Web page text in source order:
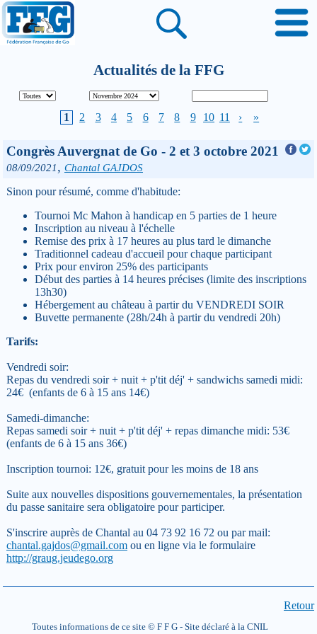
Actualités de la FFG
1 2 3 4 5 6 7 8 9 10 11 › »
Congrès Auvergnat de Go - 2 et 3 octobre 2021
08/09/2021, Chantal GAJDOS
Sinon pour résumé, comme d'habitude:
Tournoi Mc Mahon à handicap en 5 parties de 1 heure
Inscription au niveau à l'échelle
Remise des prix à 17 heures au plus tard le dimanche
Traditionnel cadeau d'accueil pour chaque participant
Prix pour environ 25% des participants
Début des parties à 14 heures précises (limite des inscriptions
13h30)
Hébergement au château à partir du VENDREDI SOIR
Buvette permanente (28h/24h à partir du vendredi 20h)
Tarifs:
Vendredi soir:
Repas du vendredi soir + nuit + p'tit déj' + sandwichs samedi midi:
24€ (enfants de 6 à 15 ans 14€)
Samedi-dimanche:
Repas samedi soir + nuit + p'tit déj' + repas dimanche midi: 53€
(enfants de 6 à 15 ans 36€)
Inscription tournoi: 12€, gratuit pour les moins de 18 ans
Suite aux nouvelles dispositions gouvernementales, la présentation
du passe sanitaire sera obligatoire pour participer.
S'inscrire auprès de Chantal au 04 73 92 16 72 ou par mail:
chantal.gajdos@gmail.com ou en ligne via le formulaire
http://graug.jeudego.org
Retour
Toutes informations de ce site © F F G - Site déclaré à la CNIL